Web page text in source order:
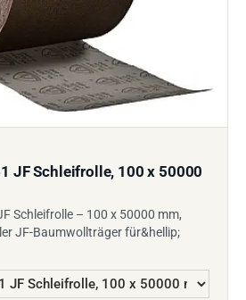
JF Schleifrolle, 100 x 50000
Schleifrolle – 100 x 50000 mm,
JF-Baumwollträger für&hellip;